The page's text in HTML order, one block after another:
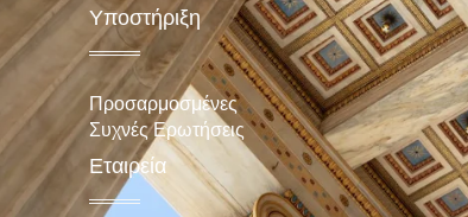
Υποστήριξη
Προσαρμοσμένες
Συχνές Ερωτήσεις
Εταιρεία